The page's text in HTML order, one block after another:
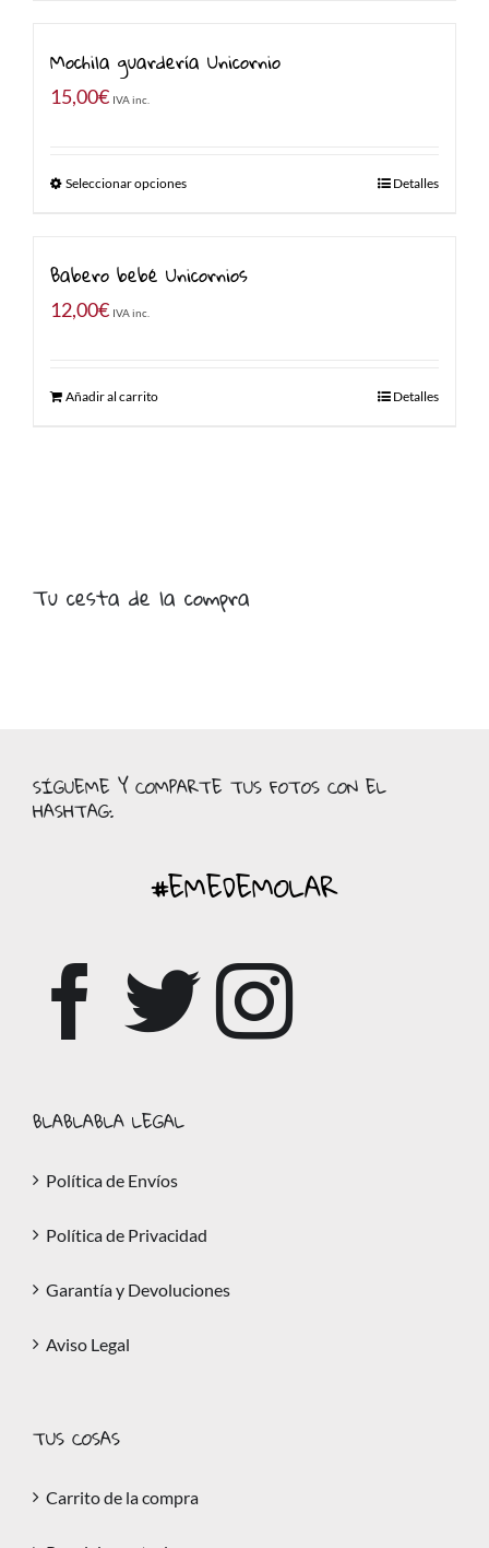
Mochila guardería Unicornio
15,00€ IVA inc.
Seleccionar opciones Detalles
Babero bebé Unicornios
12,00€ IVA inc.
Añadir al carrito Detalles
Tu cesta de la compra
SÍGUEME Y COMPARTE TUS FOTOS CON EL
HASHTAG:
#EMEDEMOLAR
BLABLABLA LEGAL
Política de Envíos
Política de Privacidad
Garantía y Devoluciones
Aviso Legal
TUS COSAS
Carrito de la compra